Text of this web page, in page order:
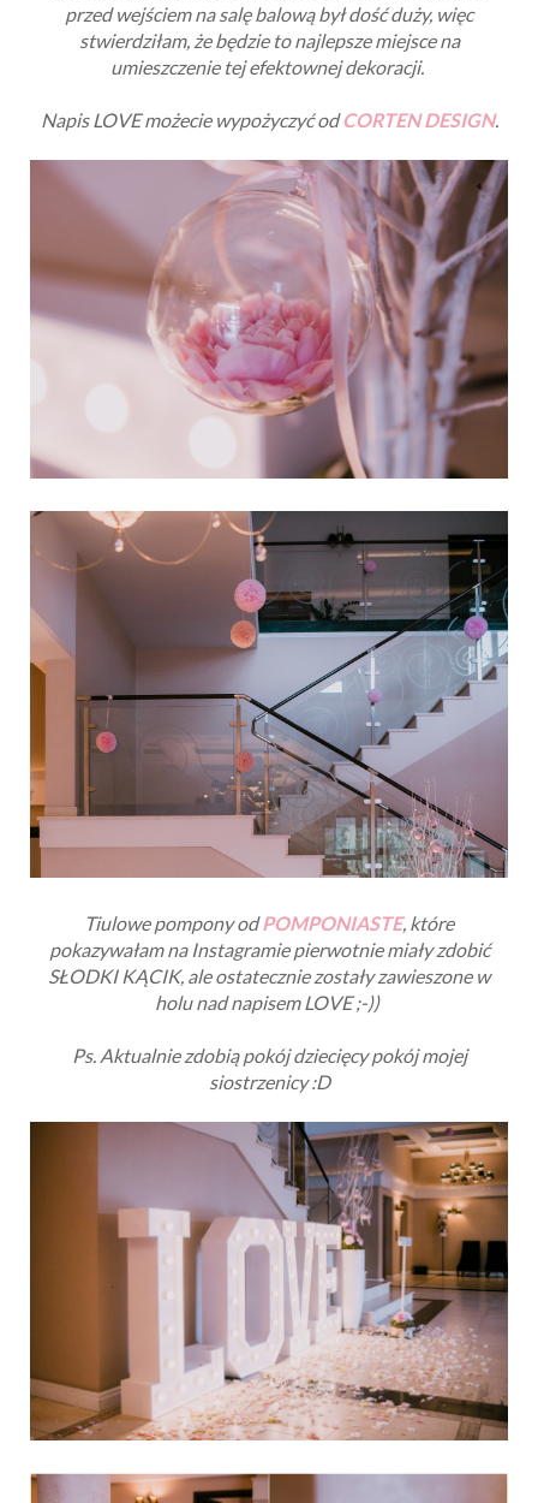
przed wejściem na salę balową był dość duży, więc
stwierdziłam, że będzie to najlepsze miejsce na
umieszczenie tej efektownej dekoracji.
Napis LOVE możecie wypożyczyć odCORTEN DESIGN.
Tiulowe pompony odPOMPONIASTE, które
pokazywałam na Instagramie pierwotnie miały zdobić
SŁODKI KĄCIK, ale ostatecznie zostały zawieszone w
holu nad napisem LOVE ;-))
Ps. Aktualnie zdobią pokój dziecięcy pokój mojej
siostrzenicy :D